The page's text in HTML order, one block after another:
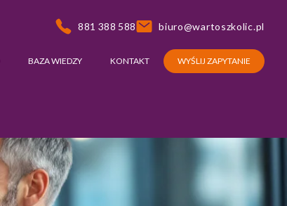
881 388 588 biuro@wartoszkolic.pl
BAZA WIEDZY KONTAKT WYŚLIJ ZAPYTANIE